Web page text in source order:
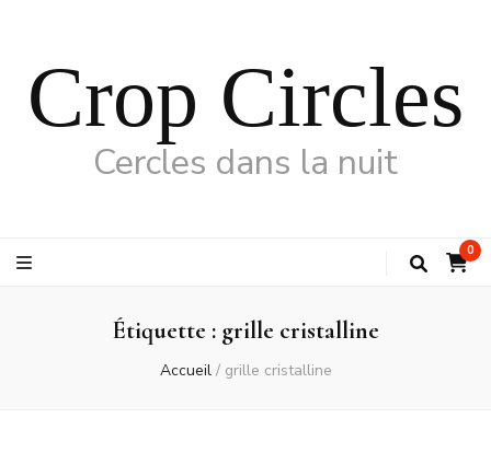
Crop Circles
Cercles dans la nuit
0
Étiquette : grille cristalline
Accueil / grille cristalline